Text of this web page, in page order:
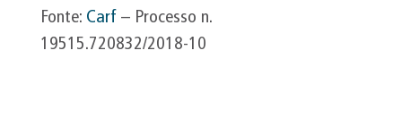
Fonte: Carf – Processo n.
19515.720832/2018-10